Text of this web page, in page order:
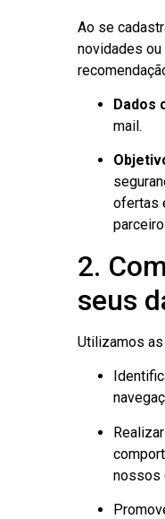
Ao se
novidades
Dados
mail.
ofertas
2.
seus
Utilizamos
nossos